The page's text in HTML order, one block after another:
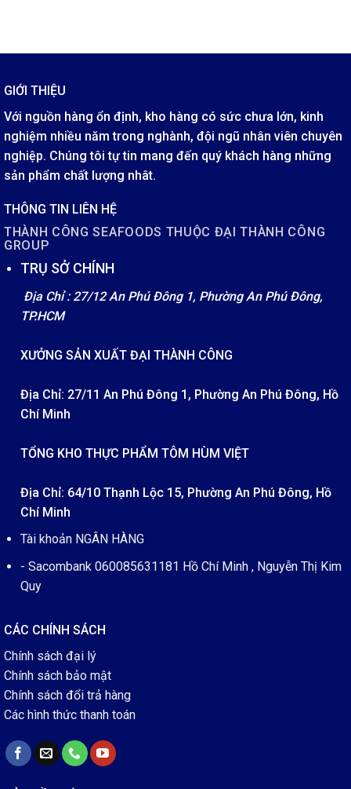
GIỚI THIỆU
Với nguồn hàng ổn định, kho hàng có sức chưa lớn, kinh
nghiệm nhiều năm trong nghành, đội ngũ nhân viên chuyên
nghiệp. Chúng tôi tự tin mang đến quý khách hàng những
sản phẩm chất lượng nhât.
THÔNG TIN LIÊN HỆ
THÀNH CÔNG SEAFOODS THUỘC ĐẠI THÀNH CÔNG
GROUP
TRỤ SỞ CHÍNH
Địa Chỉ : 27/12 An Phú Đông 1, Phường An Phú Đông,
TP.HCM
XƯỞNG SẢN XUẤT ĐẠI THÀNH CÔNG
Địa Chỉ: 27/11 An Phú Đông 1, Phường An Phú Đông, Hồ
Chí Minh
TỔNG KHO THỰC PHẨM TÔM HÙM VIỆT
Địa Chỉ: 64/10 Thạnh Lộc 15, Phường An Phú Đông, Hồ
Chí Minh
Tài khoản NGÂN HÀNG
- Sacombank 060085631181 Hồ Chí Minh , Nguyễn Thị Kim
Quy
CÁC CHÍNH SÁCH
Chính sách đại lý
Chính sách bảo mật
Chính sách đổi trả hàng
Các hình thức thanh toán